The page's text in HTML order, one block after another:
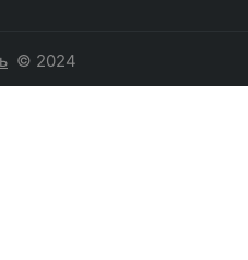
© 2024